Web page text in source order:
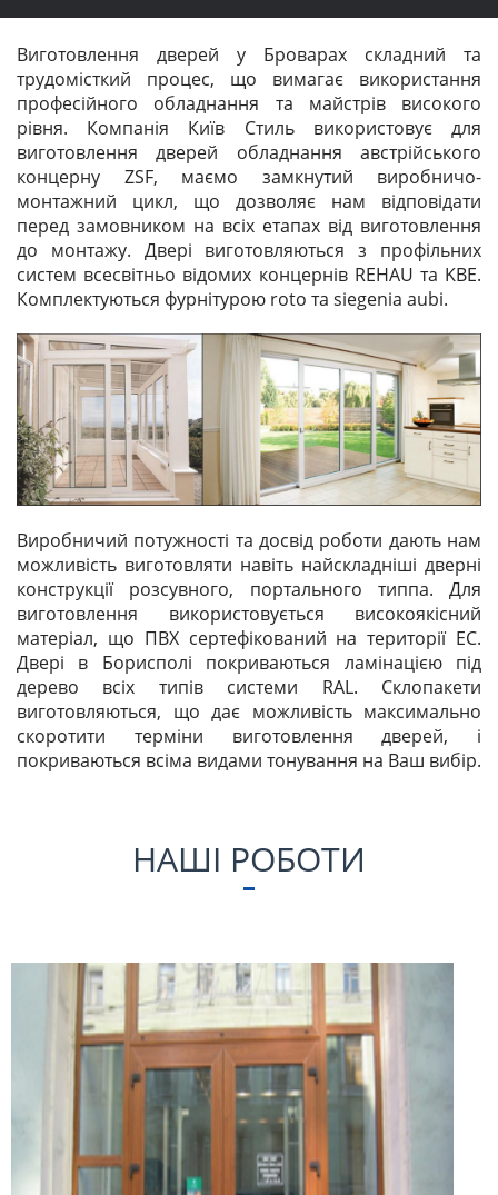
Виготовлення дверей у Броварах складний та
трудомісткий процес, що вимагає використання
професійного обладнання та майстрів високого
рівня. Компанія Київ Стиль використовує для
виготовлення дверей обладнання австрійського
концерну ZSF, маємо замкнутий виробничо-
монтажний цикл, що дозволяє нам відповідати
перед замовником на всіх етапах від виготовлення
до монтажу. Двері виготовляються з профільних
систем всесвітньо відомих концернів REHAU та KBE.
Комплектуються фурнітурою roto та siegenia aubi.
Виробничий потужності та досвід роботи дають нам
можливість виготовляти навіть найскладніші дверні
конструкції розсувного, портального типпа. Для
виготовлення використовується високоякісний
матеріал, що ПВХ сертефікований на території EC.
Двері в Борисполі покриваються ламінацією під
дерево всіх типів системи RAL. Склопакети
виготовляються, що дає можливість максимально
скоротити терміни виготовлення дверей, і
покриваються всіма видами тонування на Ваш вибір.
НАШІ РОБОТИ